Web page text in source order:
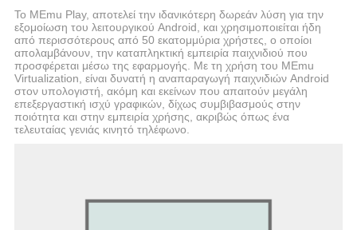
Το MEmu Play, αποτελεί την ιδανικότερη δωρεάν λύση για την
εξομοίωση του λειτουργικού Android, και χρησιμοποιείται ήδη
από περισσότερους από 50 εκατομμύρια χρήστες, ο οποίοι
απολαμβάνουν, την καταπληκτική εμπειρία παιχνιδιού που
προσφέρεται μέσω της εφαρμογής. Με τη χρήση του MEmu
Virtualization, είναι δυνατή η αναπαραγωγή παιχνιδιών Android
στον υπολογιστή, ακόμη και εκείνων που απαιτούν μεγάλη
επεξεργαστική ισχύ γραφικών, δίχως συμβιβασμούς στην
ποιότητα και στην εμπειρία χρήσης, ακριβώς όπως ένα
τελευταίας γενιάς κινητό τηλέφωνο.